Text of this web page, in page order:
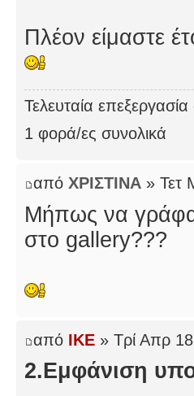
Πλέον είμαστε
Τελευταία
1 φορά/ες συνολικά
από ΧΡΙΣΤΙΝΑ » Τετ
Μήπως να
στο gallery???
από IKE » Τρί Απρ
2.Εμφάνιση